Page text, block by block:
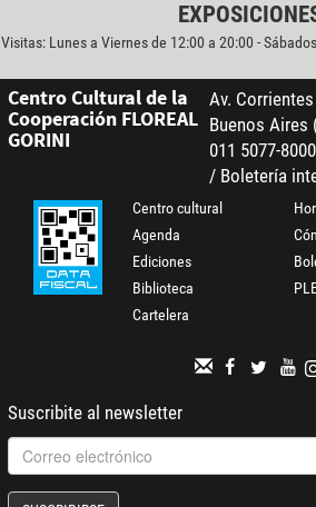
Visitas: Lunes a Viernes de 12:00 a 20:00 -
Centro Cultural de la
Cooperación FLOREAL
GORINI
Av.
Buenos Aires
011 5077-
/ Boletería
Centro cultural
Agenda
Ediciones
Biblioteca
Cartelera
Suscribite al newsletter